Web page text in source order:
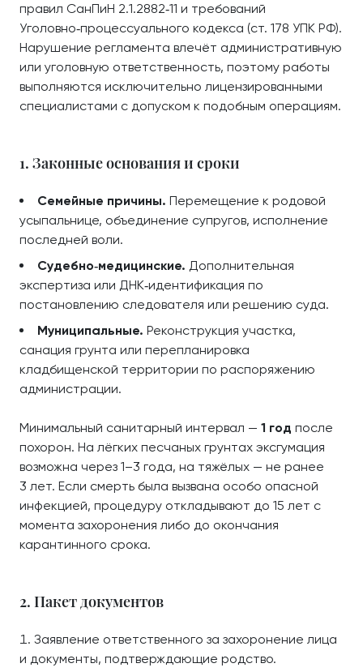
правил СанПиН 2.1.2882‑11 и требований
Уголовно‑процессуального кодекса (ст. 178 УПК РФ).
Нарушение регламента влечёт административную
или уголовную ответственность, поэтому работы
выполняются исключительно лицензированными
специалистами с допуском к подобным операциям.
1. Законные основания и сроки
Семейные причины. Перемещение к родовой
усыпальнице, объединение супругов, исполнение
последней воли.
Судебно‑медицинские. Дополнительная
экспертиза или ДНК‑идентификация по
постановлению следователя или решению суда.
Муниципальные. Реконструкция участка,
санация грунта или перепланировка
кладбищенской территории по распоряжению
администрации.
Минимальный санитарный интервал — 1 год после
похорон. На лёгких песчаных грунтах эксгумация
возможна через 1–3 года, на тяжёлых — не ранее
3 лет. Если смерть была вызвана особо опасной
инфекцией, процедуру откладывают до 15 лет с
момента захоронения либо до окончания
карантинного срока.
2. Пакет документов
Заявление ответственного за захоронение лица
и документы, подтверждающие родство.